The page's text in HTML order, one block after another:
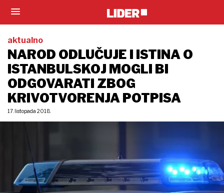
aktualno
NAROD ODLUČUJE I ISTINA O
ISTANBULSKOJ MOGLI BI
ODGOVARATI ZBOG
KRIVOTVORENJA POTPISA
17. listopada 2018.